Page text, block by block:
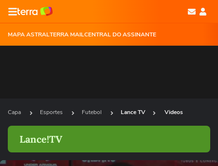
MAPA ASTRALTERRA MAILCENTRAL DO ASSINANTE
Capa Esportes Futebol Lance TV Videos
Lance!TV